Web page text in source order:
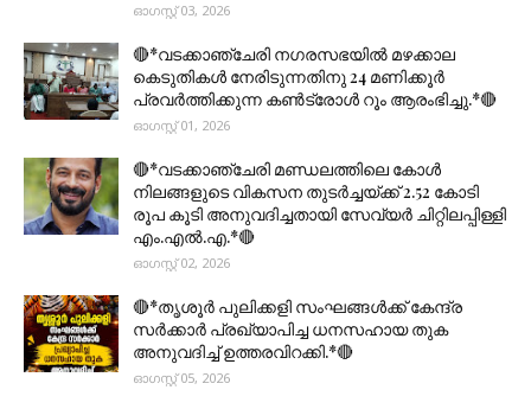
ഓഗസ്റ്റ് 03, 2026
🔴*വടക്കാഞ്ചേരി നഗരസഭയിൽ മഴക്കാല
കെടുതികൾ നേരിടുന്നതിനു 24 മണിക്കൂർ
പ്രവർത്തിക്കുന്ന കൺട്രോൾ റൂം ആരംഭിച്ചു.*🔴
ഓഗസ്റ്റ് 01, 2026
🔴*വടക്കാഞ്ചേരി മണ്ഡലത്തിലെ കോൾ
നിലങ്ങളുടെ വികസന തുടർച്ചയ്ക്ക് 2.52 കോടി
രൂപ കൂടി അനുവദിച്ചതായി സേവ്യർ ചിറ്റിലപ്പിള്ളി
എം.എൽ.എ.*🔴
ഓഗസ്റ്റ് 02, 2026
🔴*തൃശൂര്‍ പുലിക്കളി സംഘങ്ങള്‍ക്ക് കേന്ദ്ര
സര്‍ക്കാര്‍ പ്രഖ്യാപിച്ച ധനസഹായ തുക
അനുവദിച്ച് ഉത്തരവിറക്കി.*🔴
ഓഗസ്റ്റ് 05, 2026